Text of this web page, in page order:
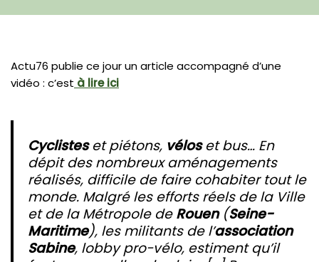
Actu76 publie ce jour un article accompagné d’une
vidéo : c’est à lire ici
Cyclisteset piétons, véloset bus… En
dépit des nombreux aménagements
réalisés, difficile de faire cohabiter tout le
monde. Malgré les efforts réels de la Ville
et de la Métropole deRouen(Seine-
Maritime), les militants de l’association
Sabine, lobby pro-vélo, estiment qu’il